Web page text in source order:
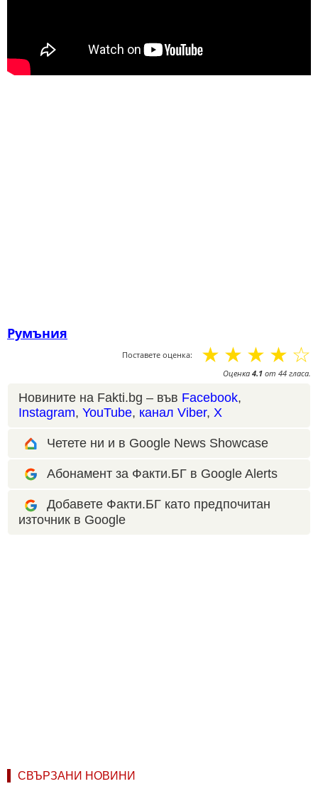
Румъния
Поставете оценка: ☆
☆
☆
☆
☆
Оценка 4.1 от 44 гласа.
Новините на Fakti.bg – във Facebook,
Instagram, YouTube, канал Viber, X
Четете ни и в Google News Showcase
Абонамент за Факти.БГ в Google Alerts
Добавете Факти.БГ като предпочитан
източник в Google
СВЪРЗАНИ НОВИНИ